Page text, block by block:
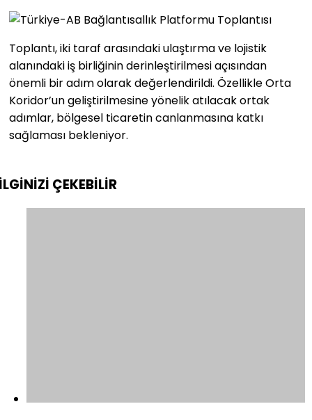
Toplantı, iki taraf arasındaki ulaştırma ve lojistik
alanındaki iş birliğinin derinleştirilmesi açısından
önemli bir adım olarak değerlendirildi. Özellikle Orta
Koridor’un geliştirilmesine yönelik atılacak ortak
adımlar, bölgesel ticaretin canlanmasına katkı
sağlaması bekleniyor.
ÇEKEBİLİR